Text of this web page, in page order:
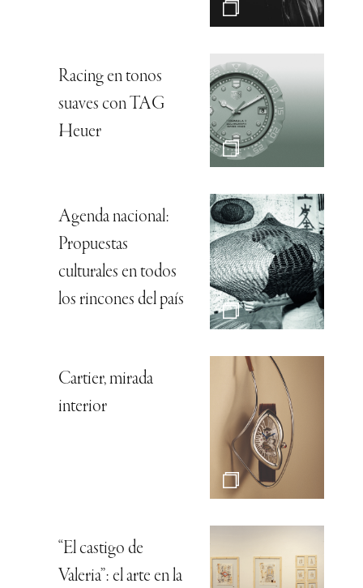
Racing en tonos
suaves con TAG
Heuer
Agenda nacional:
Propuestas
culturales en todos
los rincones del país
Cartier, mirada
interior
“El castigo de
Valeria”: el arte en la